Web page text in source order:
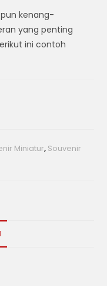
kenang-
yang penting
ini contoh
Miniatur, Souvenir